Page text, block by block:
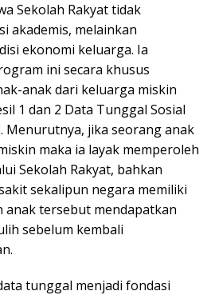
Sekolah Rakyat tidak
akademis, melainkan
ekonomi keluarga. Ia
ini secara khusus
anak dari keluarga miskin
1 dan 2 Data Tunggal Sosial
Menurutnya, jika seorang anak
maka ia layak memperoleh
Sekolah Rakyat, bahkan
sekalipun negara memiliki
anak tersebut mendapatkan
sebelum kembali
tunggal menjadi fondasi